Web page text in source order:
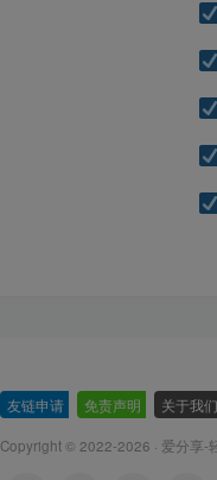
友链申请 免责声明 关于我们
Copyright © 2022-2026 · 爱分享-